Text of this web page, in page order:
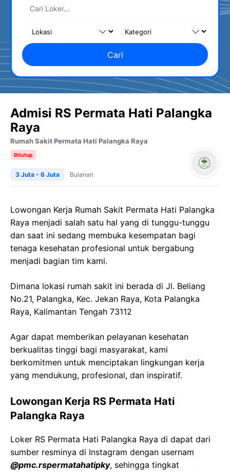
Cari
Admisi RS Permata Hati Palangka
Raya
Rumah Sakit Permata Hati Palangka Raya
Ditutup
3 Juta - 6 Juta Bulanan
Lowongan Kerja Rumah Sakit Permata Hati Palangka
Raya menjadi salah satu hal yang di tunggu-tunggu
dan saat ini sedang membuka kesempatan bagi
tenaga kesehatan profesional untuk bergabung
menjadi bagian tim kami.
Dimana lokasi rumah sakit ini berada di Jl. Beliang
No.21, Palangka, Kec. Jekan Raya, Kota Palangka
Raya, Kalimantan Tengah 73112
Agar dapat memberikan pelayanan kesehatan
berkualitas tinggi bagi masyarakat, kami
berkomitmen untuk menciptakan lingkungan kerja
yang mendukung, profesional, dan inspiratif.
Lowongan Kerja RS Permata Hati
Palangka Raya
Loker RS Permata Hati Palangka Raya di dapat dari
sumber resminya di Instagram dengan usernam
@pmc.rspermatahatipky, sehingga tingkat